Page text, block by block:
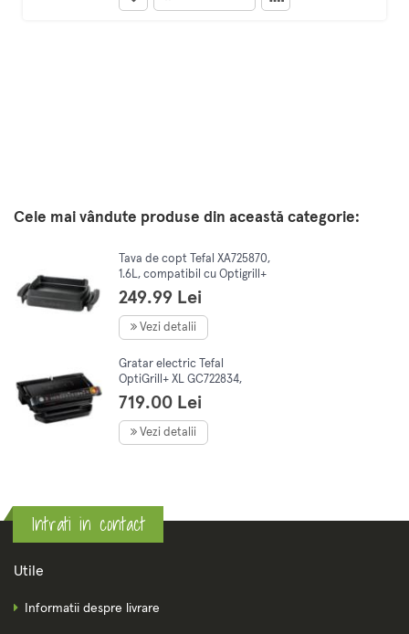
Cele mai vândute produse din această categorie:
Tava de copt Tefal XA725870,
1.6L, compatibil cu Optigrill+
GC750xxx, GC712xxx
249.99 Lei
Vezi detalii
Gratar electric Tefal
OptiGrill+ XL GC722834,
2000W, 9 programe,
indicator gatire, senzor
automat, placi detas
719.00 Lei
Vezi detalii
Intrati in contact
Utile
Informatii despre livrare